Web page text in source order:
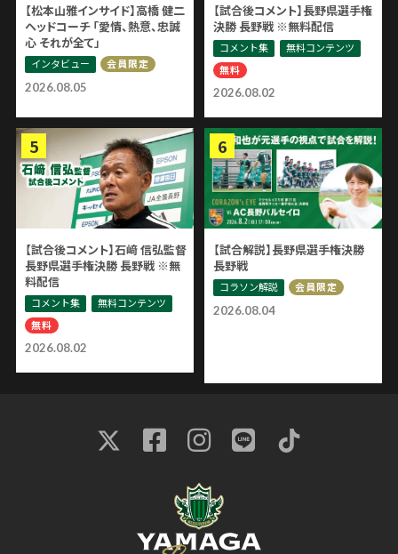
2026.08.05
【松本山雅インサイド】高橋 健二
ヘッドコーチ 「愛情、熱意、忠誠
心 それが全て」
インタビュー 会員限定
2026.08.02
【試合後コメント】長野県選手権
決勝 長野戦 ※無料配信
コメント集
無料コンテンツ
無料
2026.08.02
【試合後コメント】石﨑 信弘監督
長野県選手権決勝 長野戦 ※無
料配信
コメント集
無料コンテンツ
無料
2026.08.04
【試合解説】長野県選手権決勝
長野戦
コラソン解説 会員限定